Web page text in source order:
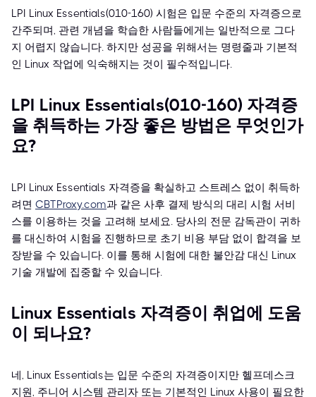
LPI Linux Essentials(010-160) 시험은 입문 수준의 자격증으로
간주되며, 관련 개념을 학습한 사람들에게는 일반적으로 그다
지 어렵지 않습니다. 하지만 성공을 위해서는 명령줄과 기본적
인 Linux 작업에 익숙해지는 것이 필수적입니다.
LPI Linux Essentials(010-160) 자격증
을 취득하는 가장 좋은 방법은 무엇인가
요?
LPI Linux Essentials 자격증을 확실하고 스트레스 없이 취득하
려면 CBTProxy.com과 같은 사후 결제 방식의 대리 시험 서비
스를 이용하는 것을 고려해 보세요. 당사의 전문 감독관이 귀하
를 대신하여 시험을 진행하므로 초기 비용 부담 없이 합격을 보
장받을 수 있습니다. 이를 통해 시험에 대한 불안감 대신 Linux
기술 개발에 집중할 수 있습니다.
Linux Essentials 자격증이 취업에 도움
이 되나요?
네, Linux Essentials는 입문 수준의 자격증이지만 헬프데스크
지원, 주니어 시스템 관리자 또는 기본적인 Linux 사용이 필요한